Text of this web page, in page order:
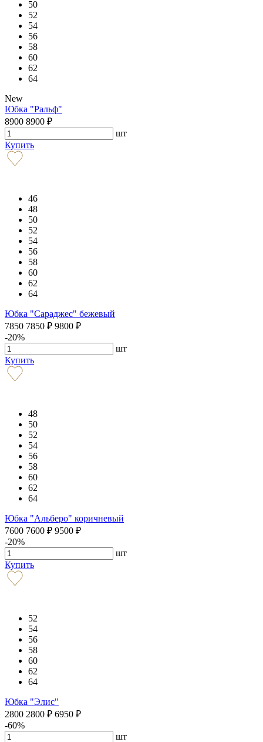
50
52
54
56
58
60
62
64
New
Юбка "Ральф"
8900 8900 ₽
шт
Купить
46
48
50
52
54
56
58
60
62
64
Юбка "Сараджес" бежевый
7850 7850 ₽ 9800 ₽
-20%
шт
Купить
48
50
52
54
56
58
60
62
64
Юбка "Альберо" коричневый
7600 7600 ₽ 9500 ₽
-20%
шт
Купить
52
54
56
58
60
62
64
Юбка "Элис"
2800 2800 ₽ 6950 ₽
-60%
шт